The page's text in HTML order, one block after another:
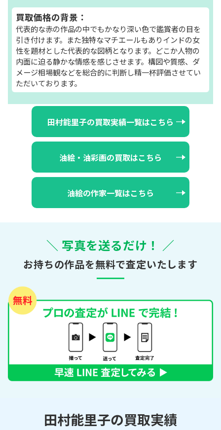
買取価格の背景：
代表的な赤の作品の中でもかなり深い色で鑑賞者の目を
引き付けます。また独特なマチエールもありインドの女
性を題材とした代表的な図柄となります。どこか人物の
内面に迫る静かな情感を感じさせます。構図や質感、ダ
メージ相場観などを総合的に判断し精一杯評価させてい
ただいております。
田村能里子の買取実績一覧はこちら
油絵・油彩画の買取はこちら
油絵の作家一覧はこちら
＼ 写真を送るだけ！ ／
お持ちの作品を無料で査定いたします
田村能里子の買取実績